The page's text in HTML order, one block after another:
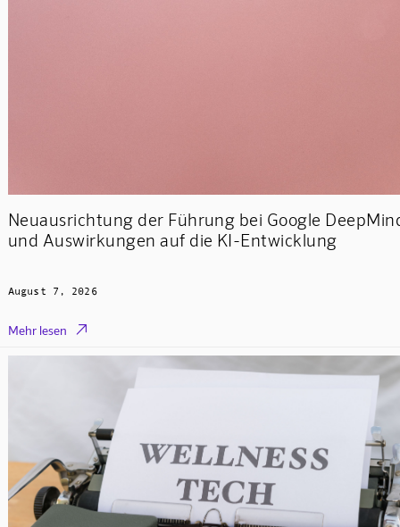
Neuausrichtung der Führung bei Google
und Auswirkungen auf die KI-Entwicklung
August 7, 2026
Mehr lesen 